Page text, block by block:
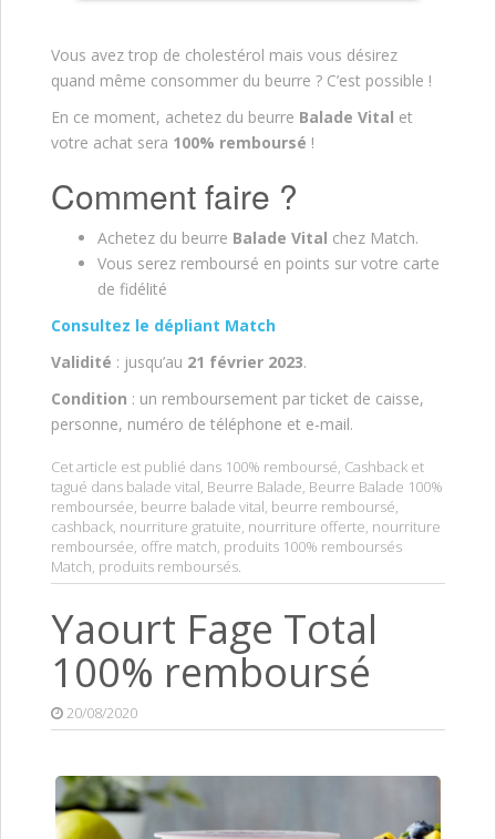
Vous avez trop de cholestérol mais vous désirez
quand même consommer du beurre ? C’est possible !
En ce moment, achetez du beurre Balade Vital et
votre achat sera 100% remboursé !
Comment faire ?
Achetez du beurre Balade Vital chez Match.
Vous serez remboursé en points sur votre carte
de fidélité
Consultez le dépliant Match
Validité : jusqu’au 21 février 2023.
Condition : un remboursement par ticket de caisse,
personne, numéro de téléphone et e-mail.
Cet article est publié dans 100% remboursé, Cashback et
tagué dans balade vital, Beurre Balade, Beurre Balade 100%
remboursée, beurre balade vital, beurre remboursé,
cashback, nourriture gratuite, nourriture offerte, nourriture
remboursée, offre match, produits 100% remboursés
Match, produits remboursés.
Yaourt Fage Total
100% remboursé
20/08/2020